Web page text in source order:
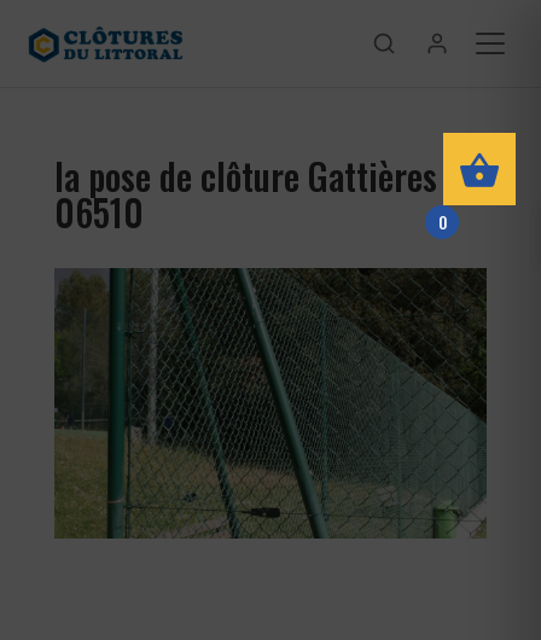
la pose de clôture Gattières
06510 0